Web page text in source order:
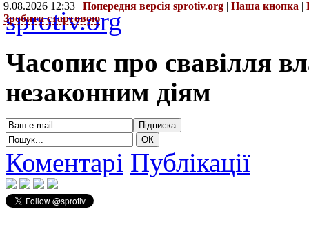
9.08.2026 12:33 | Попередня версія sprotiv.org | Наша кнопка |
Зробити стартовою
sprotiv.org
Часопис про свавілля
незаконним діям
Коментарі Публікації